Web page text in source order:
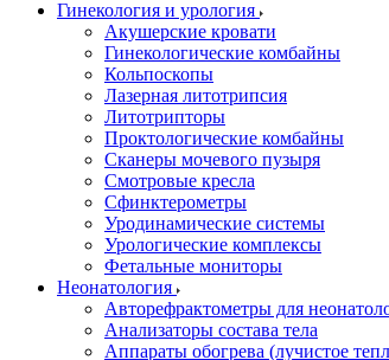
Гинекология и урология
Акушерские кровати
Гинекологические комбайны
Кольпоскопы
Лазерная литотрипсия
Литотрипторы
Проктологические комбайны
Сканеры мочевого пузыря
Смотровые кресла
Сфинктерометры
Уродинамические системы
Урологические комплексы
Фетальные мониторы
Неонатология
Авторефрактометры для
Анализаторы состава тела
Аппараты обогрева (лучистое